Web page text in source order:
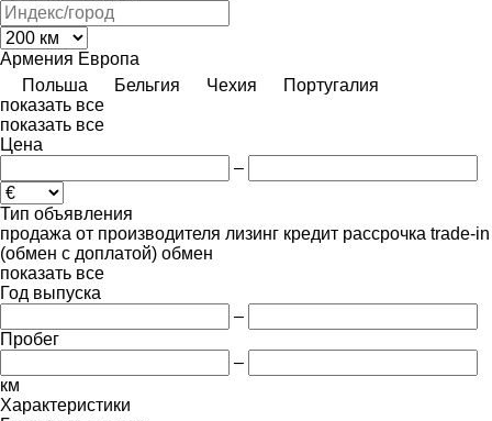
Армения Европа
Польша
Бельгия Чехия
Португалия
показать все
показать все
Цена
–
Тип объявления
продажа от производителя лизинг кредит рассрочка trade-in
(обмен с доплатой) обмен
показать все
Год выпуска
–
Пробег
–
км
Характеристики